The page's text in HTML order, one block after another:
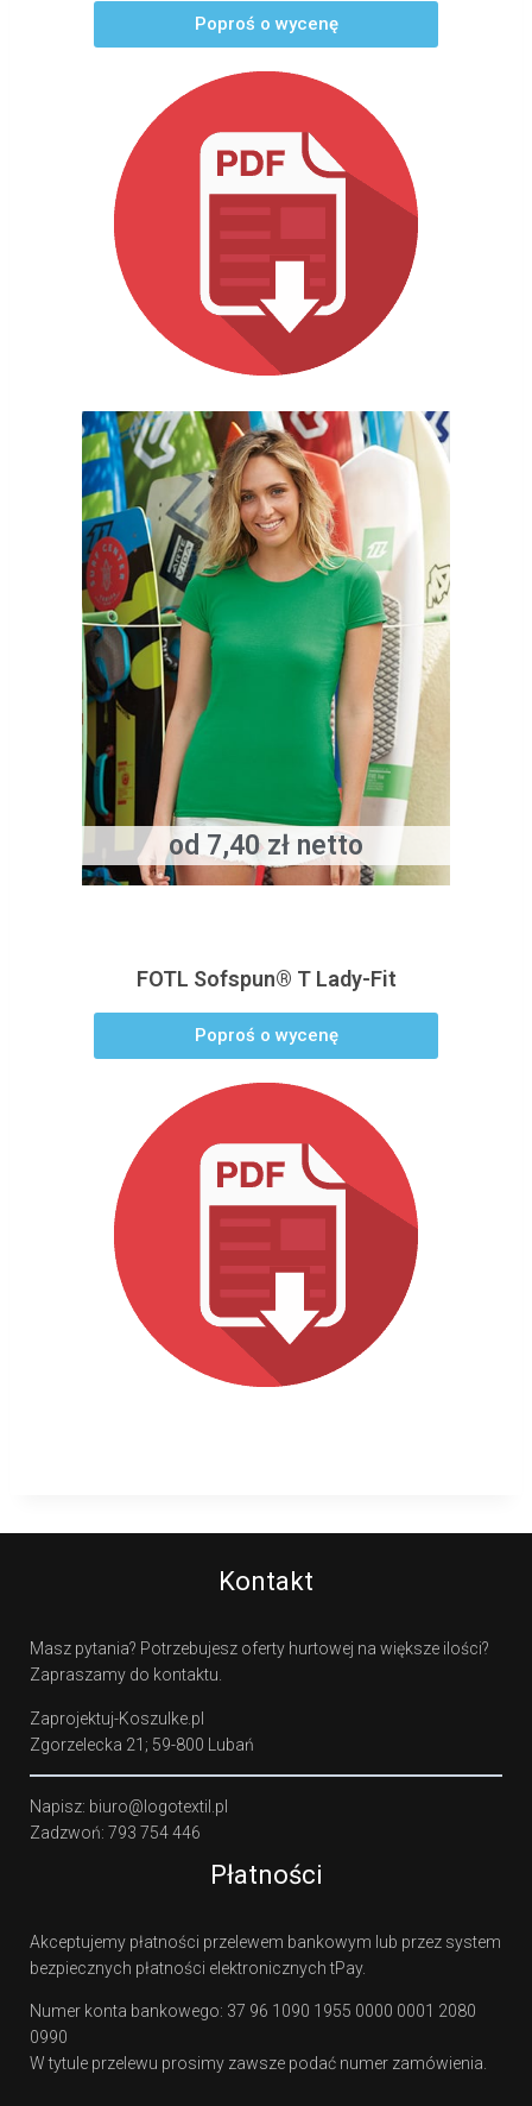
Poproś o wycenę
od 7,40 zł netto
FOTL Sofspun® T Lady-Fit
Poproś o wycenę
Kontakt
Masz pytania? Potrzebujesz oferty hurtowej na większe ilości?
Zapraszamy do kontaktu.
Zaprojektuj-Koszulke.pl
Zgorzelecka 21; 59-800 Lubań
Napisz: biuro@logotextil.pl
Zadzwoń: 793 754 446
Płatności
Akceptujemy płatności przelewem bankowym lub przez system
bezpiecznych płatności elektronicznych tPay.
Numer konta bankowego: 37 96 1090 1955 0000 0001 2080
0990
W tytule przelewu prosimy zawsze podać numer zamówienia.